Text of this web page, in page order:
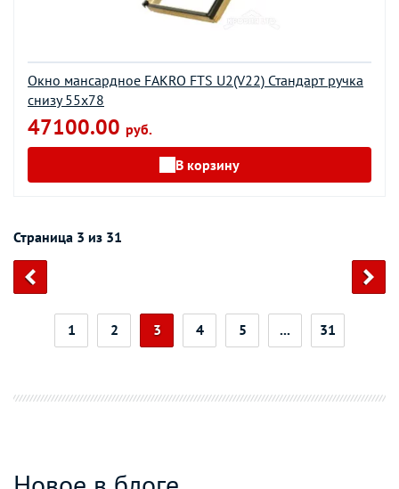
Окно мансардное FAKRO FTS U2(V22) Стандарт ручка
снизу 55х78
47100.00 руб.
В корзину
Страница 3 из 31
1 2 3 4 5 ... 31